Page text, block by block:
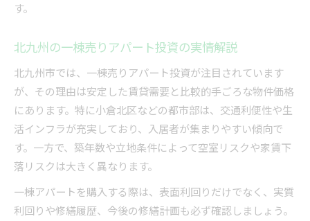
す。
北九州の一棟売りアパート投資の実情解説
北九州市では、一棟売りアパート投資が注目されています
が、その理由は安定した賃貸需要と比較的手ごろな物件価格
にあります。特に小倉北区などの都市部は、交通利便性や生
活インフラが充実しており、入居者が集まりやすい傾向で
す。一方で、築年数や立地条件によって空室リスクや家賃下
落リスクは大きく異なります。
一棟アパートを購入する際は、表面利回りだけでなく、実質
利回りや修繕履歴、今後の修繕計画も必ず確認しましょう。